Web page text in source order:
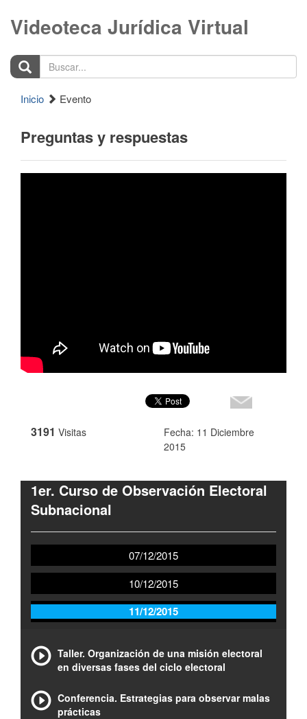
Videoteca Jurídica Virtual
Buscar...
Inicio Evento
Preguntas y respuestas
3191 Visitas
Fecha: 11 Diciembre
2015
1er. Curso de Observación Electoral
Subnacional
07/12/2015
10/12/2015
11/12/2015
Taller. Organización de una misión electoral
en diversas fases del ciclo electoral
Conferencia. Estrategias para observar malas
prácticas